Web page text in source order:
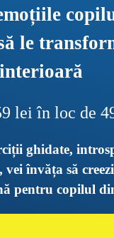
le
lei în loc de
ghidate,
învăța să
pentru copilul